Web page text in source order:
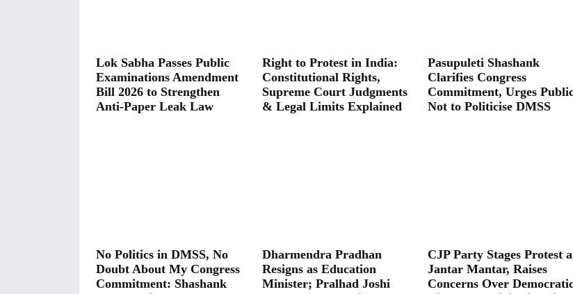
Lok Sabha Passes Public
Examinations Amendment
Bill 2026 to Strengthen
Anti-Paper Leak Law
Right to Protest in India:
Constitutional Rights,
Supreme Court Judgments
& Legal Limits Explained
Pasupuleti Shashank
Clarifies Congress
Commitment, Urges
Not to Politicise DMSS
No Politics in DMSS, No
Doubt About My Congress
Commitment: Shashank
Dharmendra Pradhan
Resigns as Education
Minister; Pralhad Joshi
CJP Party Stages Protest
Jantar Mantar, Raises
Concerns Over